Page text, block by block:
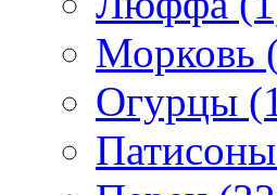
Морковь
Огурцы